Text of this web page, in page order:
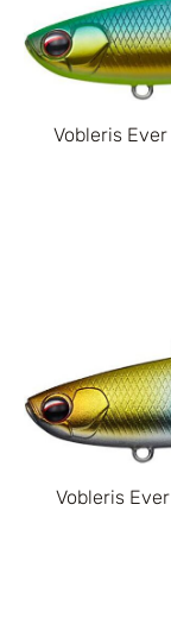
Vobleris
Vobleris